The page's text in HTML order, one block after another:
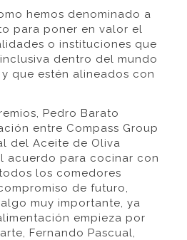
hemos denominado a
para poner en valor el
o instituciones que
dentro del mundo
que estén alineados con
Pedro Barato
entre Compass Group
del Aceite de Oliva
acuerdo para cocinar con
los comedores
de futuro,
muy importante, ya
empieza por
Fernando Pascual,